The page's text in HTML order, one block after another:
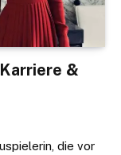
&
die vor